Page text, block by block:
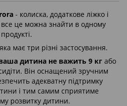
- колиска, додаткове ліжко і
це можна знайти в одному
продукті.
має три різні застосування.
дитина не важить 9 кгабо
Він оснащений зручним
адекватну підтримку
і тим самим сприятиме
розвитку дитини.